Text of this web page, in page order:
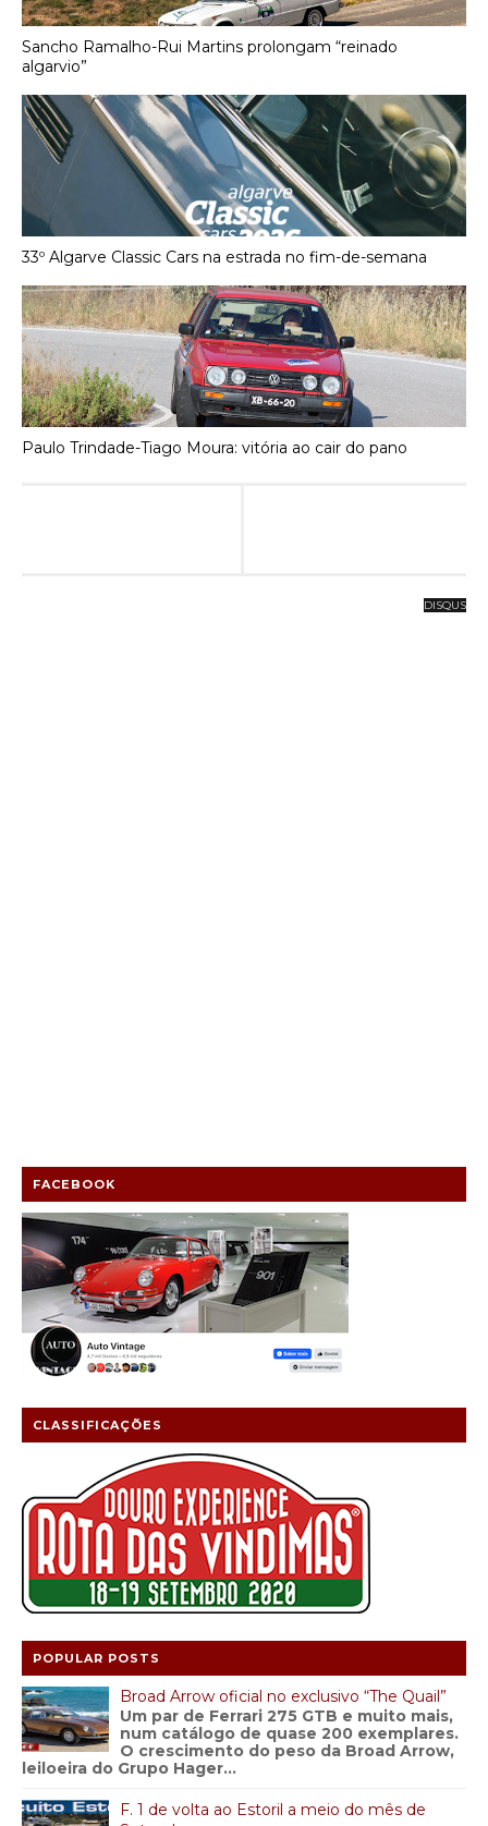
Sancho Ramalho-Rui Martins prolongam “reinado
algarvio”
33º Algarve Classic Cars na estrada no fim-de-semana
Paulo Trindade-Tiago Moura: vitória ao cair do pano
DISQUS
FACEBOOK
CLASSIFICAÇÕES
POPULAR POSTS
Broad Arrow oficial no exclusivo “The Quail”
Um par de Ferrari 275 GTB e muito mais,
num catálogo de quase 200 exemplares.
O crescimento do peso da Broad Arrow,
leiloeira do Grupo Hager...
F. 1 de volta ao Estoril a meio do mês de